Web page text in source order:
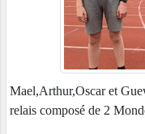
Mael,Arthur,Oscar et
relais composé de 2